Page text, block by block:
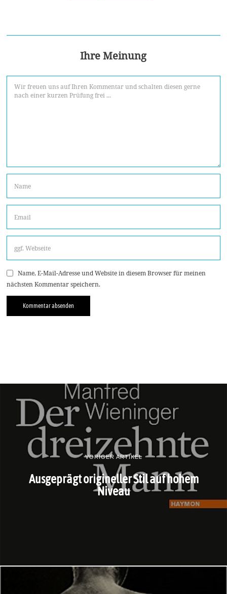
Ihre Meinung
Name, E-Mail-Adresse und Website in diesem Browser für meinen
nächsten Kommentar speichern.
VORIGER ARTIKEL
Ausgeprägt origineller Stil auf hohem
Niveau